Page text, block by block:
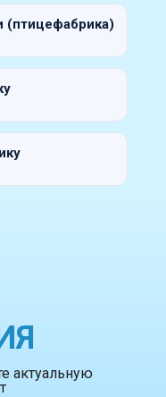
(птицефабрика)
актуальную